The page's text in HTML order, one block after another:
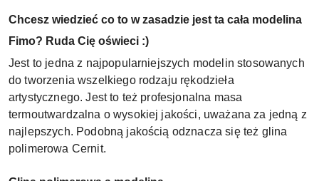
Chcesz wiedzieć co to w zasadzie jest ta cała modelina
Fimo? Ruda Cię oświeci :)
Jest to jedna z najpopularniejszych modelin stosowanych
do tworzenia wszelkiego rodzaju rękodzieła
artystycznego. Jest to też profesjonalna masa
termoutwardzalna o wysokiej jakości, uważana za jedną z
najlepszych. Podobną jakością odznacza się też glina
polimerowa Cernit.